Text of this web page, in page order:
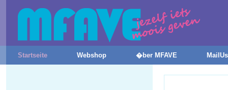
Startseite Webshop �ber MFAVE